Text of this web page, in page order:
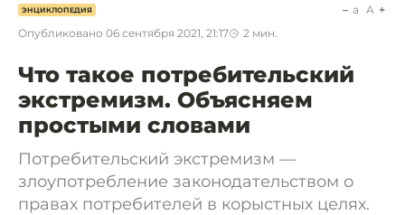
ЭНЦИКЛОПЕДИЯ
Опубликовано 06 сентября 2021, 21:17 2 мин.
a A
Что такое потребительский
экстремизм. Объясняем
простыми словами
Потребительский экстремизм —
злоупотребление законодательством о
правах потребителей в корыстных целях.